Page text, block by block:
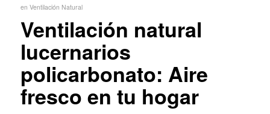
en Ventilación Natural
Ventilación natural
lucernarios
policarbonato: Aire
fresco en tu hogar